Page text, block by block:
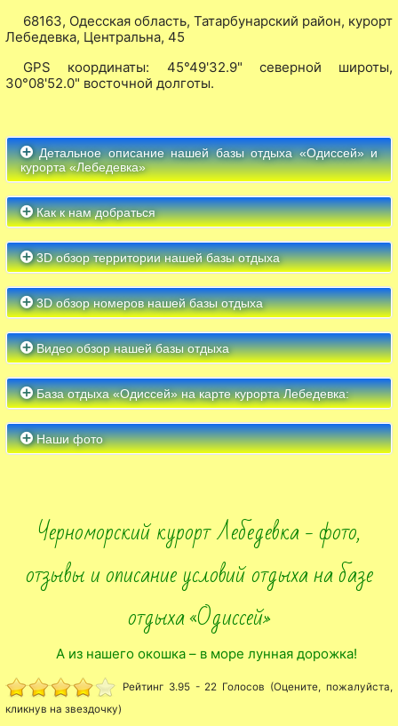
68163, Одесская область, Татарбунарский район, курорт
Лебедевка, Центральна, 45
GPS координаты: 45°49'32.9" северной широты,
30°08'52.0" восточной долготы.
Детальное описание нашей базы отдыха «Одиссей» и
курорта «Лебедевка»
Как к нам добраться
3D обзор территории нашей базы отдыха
3D обзор номеров нашей базы отдыха
Видео обзор нашей базы отдыха
База отдыха «Одиссей» на карте курорта Лебедевка:
Наши фото
Черноморский курорт Лебедевка - фото,
отзывы и описание условий отдыха на базе
отдыха «Одиссей»
А из нашего окошка – в море лунная дорожка!
Рейтинг 3.95 - 22 Голосов (Оцените, пожалуйста,
кликнув на звездочку)